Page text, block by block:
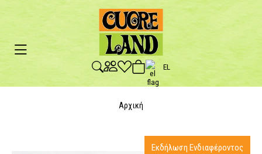
EL
Αρχική
Εκδήλωση Ενδιαφέροντος